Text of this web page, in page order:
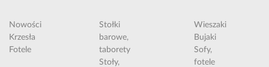
Kontakt
Sklep
Nowości
Krzesła
Fotele
Stołki
barowe,
taborety
Stoły,
Wieszaki
Bujaki
Sofy,
fotele